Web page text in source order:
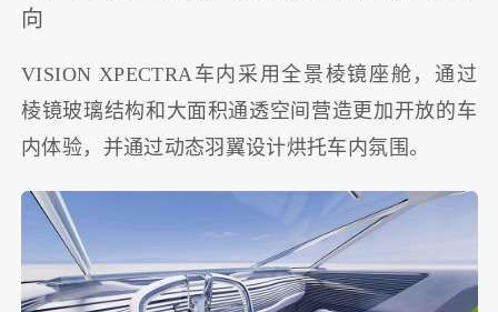
向
VISION XPECTRA车内采用全景棱镜座舱，通过
棱镜玻璃结构和大面积通透空间营造更加开放的车
内体验，并通过动态羽翼设计烘托车内氛围。